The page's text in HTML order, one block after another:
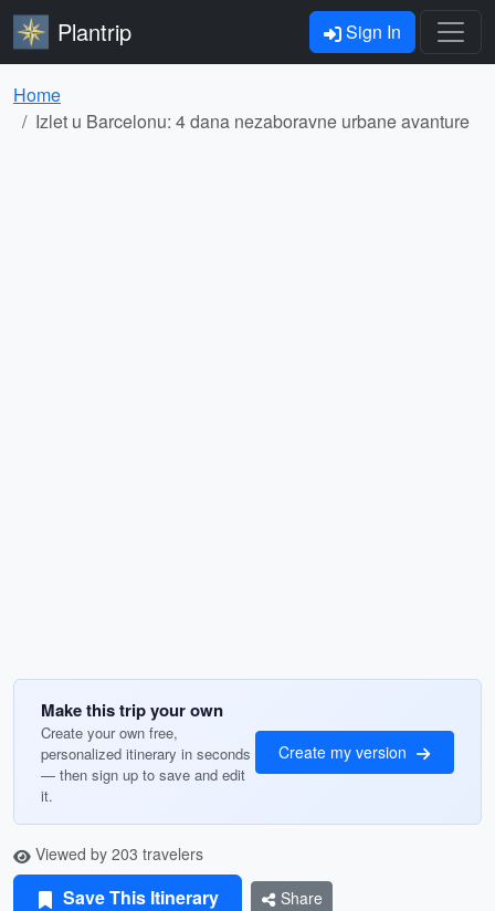
Plantrip Sign In
Home
Izlet u Barcelonu: 4 dana nezaboravne urbane avanture
Make this trip your own
Create your own free,
personalized itinerary in seconds
— then sign up to save and edit
it.
Create my version
Viewed by 203 travelers
Save This Itinerary Share